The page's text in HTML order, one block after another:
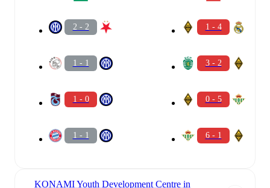
2 - 2
1 - 1
1 - 0
1 - 1
1 - 4
3 - 2
0 - 5
6 - 1
KONAMI Youth Development Centre in